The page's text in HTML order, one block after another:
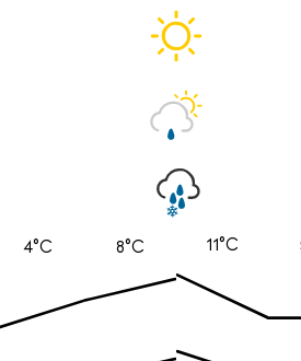
4°C 8°C 11°C